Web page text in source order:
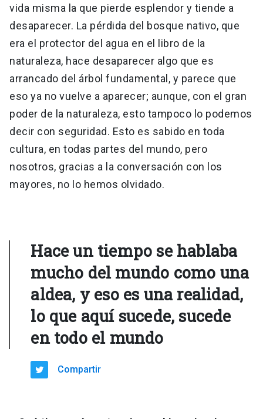
vida misma la que pierde esplendor y tiende a
desaparecer. La pérdida del bosque nativo, que
era el protector del agua en el libro de la
naturaleza, hace desaparecer algo que es
arrancado del árbol fundamental, y parece que
eso ya no vuelve a aparecer; aunque, con el gran
poder de la naturaleza, esto tampoco lo podemos
decir con seguridad. Esto es sabido en toda
cultura, en todas partes del mundo, pero
nosotros, gracias a la conversación con los
mayores, no lo hemos olvidado.
Hace un tiempo se hablaba
mucho del mundo como una
aldea, y eso es una realidad,
lo que aquí sucede, sucede
en todo el mundo
Compartir